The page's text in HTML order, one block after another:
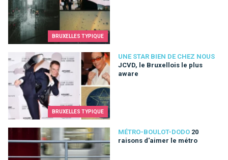
BRUXELLES TYPIQUE
BRUXELLES TYPIQUE
UNE STAR BIEN DE CHEZ NOUS
JCVD, le Bruxellois le plus
aware
JCVD, le Bruxellois le plus aware
MÉTRO-BOULOT-DODO 20
raisons d'aimer le métro
20 raisons d'aimer le métro